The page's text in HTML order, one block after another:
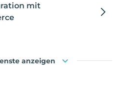
mit
anzeigen